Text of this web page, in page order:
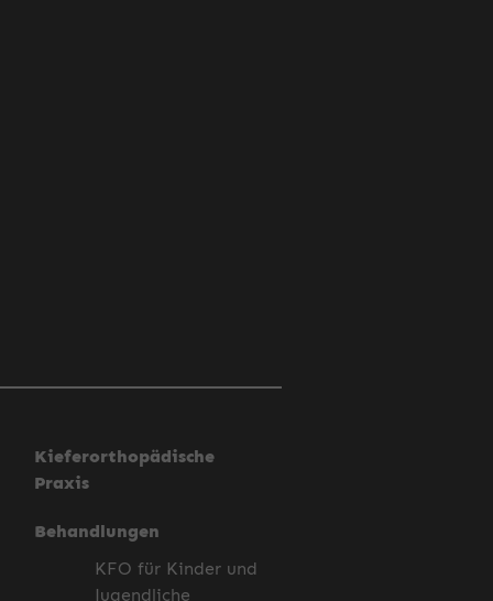
Kieferorthopädische
Praxis
Behandlungen
KFO für Kinder und
Jugendliche